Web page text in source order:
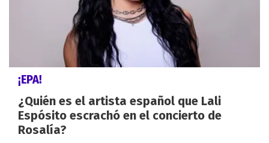
¡EPA!
¿Quién es el artista español que Lali
Espósito escrachó en el concierto de
Rosalía?